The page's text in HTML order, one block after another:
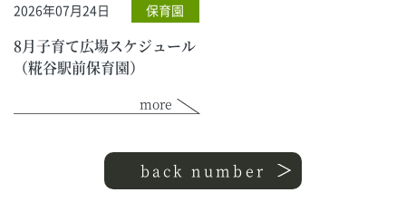
2026年07月24日 保育園
8月子育て広場スケジュール
（糀谷駅前保育園）
more
back number